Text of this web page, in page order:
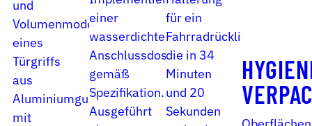
und
Volumenmodellierung
eines
Türgriffs
aus
Aluminiumguss
mit
einer
wasserdichten
Anschlussdose
gemäß
Spezifikation.
Ausgeführt
für ein
Fahrradrücklicht,
die in 34
Minuten
und 20
Sekunden